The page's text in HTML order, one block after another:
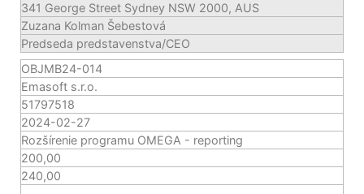
341 George Street Sydney NSW 2000, AUS
Zuzana Kolman Šebestová
Predseda predstavenstva/CEO
OBJMB24-014
Emasoft s.r.o.
51797518
2024-02-27
Rozšírenie programu OMEGA - reporting
200,00
240,00